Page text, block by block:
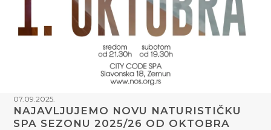
07.09.2025.
NAJAVLJUJEMO NOVU NATURISTIČKU
SPA SEZONU 2025/26 OD OKTOBRA